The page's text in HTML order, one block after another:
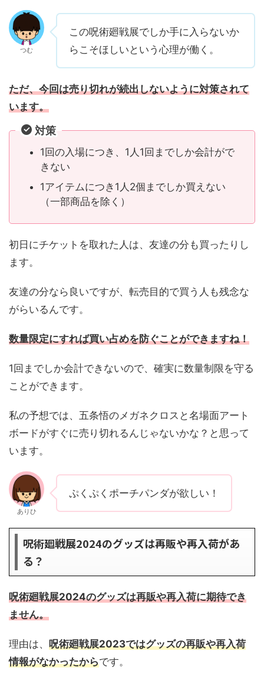
つむ
この呪術廻戦展でしか手に入らないか
らこそほしいという心理が働く。
ただ、今回は売り切れが続出しないように対策されて
います。
対策
1回の入場につき、1人1回までしか会計がで
きない
1アイテムにつき1人2個までしか買えない
（一部商品を除く）
初日にチケットを取れた人は、友達の分も買ったりし
ます。
友達の分なら良いですが、転売目的で買う人も残念な
がらいるんです。
数量限定にすれば買い占めを防ぐことができますね！
1回までしか会計できないので、確実に数量制限を守る
ことができます。
私の予想では、五条悟のメガネクロスと名場面アート
ボードがすぐに売り切れるんじゃないかな？と思って
います。
ありひ
ぷくぷくポーチパンダが欲しい！
呪術廻戦展2024のグッズは再販や再入荷があ
る？
呪術廻戦展2024のグッズは再販や再入荷に期待でき
ません。
理由は、 呪術廻戦展2023ではグッズの再販や再入荷
情報がなかったからです。